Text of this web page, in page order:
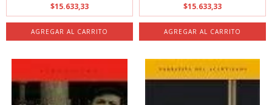
$15.633,33
$15.633,33